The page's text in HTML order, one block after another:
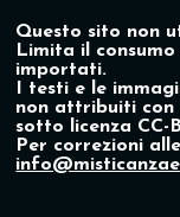
Questo sito non
Limita il
importati.
I testi e le
non attribuiti con
sotto licenza CC-
Per correzioni